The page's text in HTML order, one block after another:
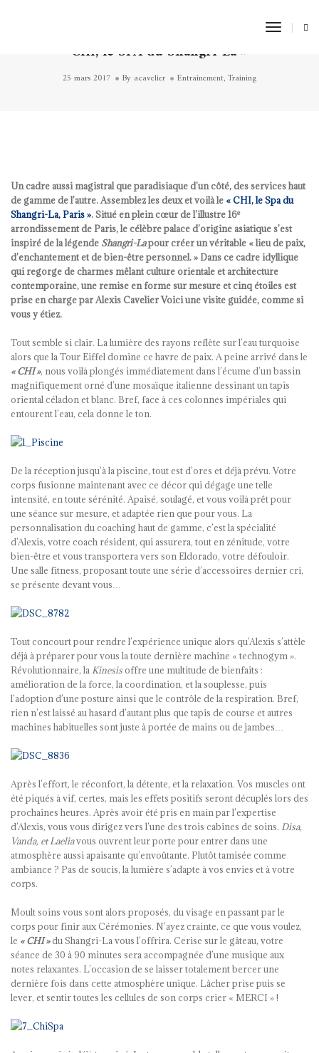
Toggle
Alexiscoaching vous ouvre les portes du «
CHI, le SPA du Shangri-La »
25 mars 2017 By acavelier Entraînement,Training
Un cadre aussi magistral que paradisiaque d’un côté, des services haut
de gamme de l’autre. Assemblez les deux et voilà le « CHI, le Spa du
Shangri-La, Paris ». Situé en plein cœur de l’illustre 16e
arrondissement de Paris, le célèbre palace d’origine asiatique s’est
inspiré de la légende Shangri-Lapour créer un véritable « lieu de paix,
d’enchantement et de bien-être personnel. » Dans ce cadre idyllique
qui regorge de charmes mêlant culture orientale et architecture
contemporaine, une remise en forme sur mesure et cinq étoiles est
prise en charge par Alexis Cavelier Voici une visite guidée, comme si
vous y étiez.
Tout semble si clair. La lumière des rayons reflète sur l’eau turquoise
alors que la Tour Eiffel domine ce havre de paix. A peine arrivé dans le
« CHI », nous voilà plongés immédiatement dans l’écume d’un bassin
magnifiquement orné d’une mosaïque italienne dessinant un tapis
oriental céladon et blanc. Bref, face à ces colonnes impériales qui
entourent l’eau, cela donne le ton.
De la réception jusqu’à la piscine, tout est d’ores et déjà prévu. Votre
corps fusionne maintenant avec ce décor qui dégage une telle
intensité, en toute sérénité. Apaisé, soulagé, et vous voilà prêt pour
une séance sur mesure, et adaptée rien que pour vous. La
personnalisation du coaching haut de gamme, c’est la spécialité
d’Alexis, votre coach résident, qui assurera, tout en zénitude, votre
bien-être et vous transportera vers son Eldorado, votre défouloir.
Une salle fitness, proposant toute une série d’accessoires dernier cri,
se présente devant vous…
Tout concourt pour rendre l’expérience unique alors qu’Alexis s’attèle
déjà à préparer pour vous la toute dernière machine « technogym ».
Révolutionnaire, la Kinesisoffre une multitude de bienfaits :
amélioration de la force, la coordination, et la souplesse, puis
l’adoption d’une posture ainsi que le contrôle de la respiration. Bref,
rien n’est laissé au hasard d’autant plus que tapis de course et autres
machines habituelles sont juste à portée de mains ou de jambes…
Après l’effort, le réconfort, la détente, et la relaxation. Vos muscles ont
été piqués à vif, certes, mais les effets positifs seront décuplés lors des
prochaines heures. Après avoir été pris en main par l’expertise
d’Alexis, vous vous dirigez vers l’une des trois cabines de soins. Disa,
Vanda, et Laeliavous ouvrent leur porte pour entrer dans une
atmosphère aussi apaisante qu’envoûtante. Plutôt tamisée comme
ambiance ? Pas de soucis, la lumière s’adapte à vos envies et à votre
corps.
Moult soins vous sont alors proposés, du visage en passant par le
corps pour finir aux Cérémonies. N’ayez crainte, ce que vous voulez,
le « CHI »du Shangri-La vous l’offrira. Cerise sur le gâteau, votre
séance de 30 à 90 minutes sera accompagnée d’une musique aux
notes relaxantes. L’occasion de se laisser totalement bercer une
dernière fois dans cette atmosphère unique. Lâcher prise puis se
lever, et sentir toutes les cellules de son corps crier « MERCI » !